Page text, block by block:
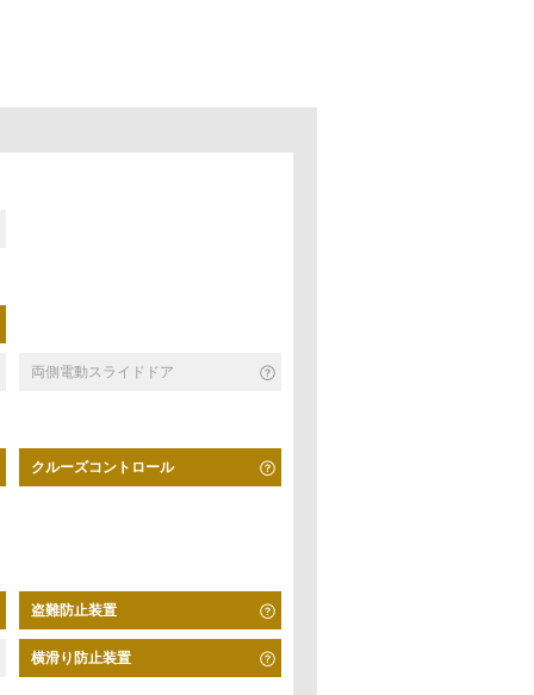
両側電動スライドドア
クルーズコントロール
盗難防止装置
横滑り防止装置